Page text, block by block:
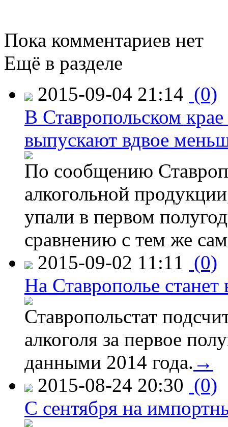
Пока комментариев нет
Ещё в разделе
2015-09-04 21:14 (0)
В Ставропольском
выпускают вдвое
По сообщению
алкогольной
упали в первом
сравнению с тем же
2015-09-02 11:11 (0)
На Ставрополье
Ставропольстат
алкоголя за первое
данными 2014 года. →
2015-08-24 20:30 (0)
C сентября на